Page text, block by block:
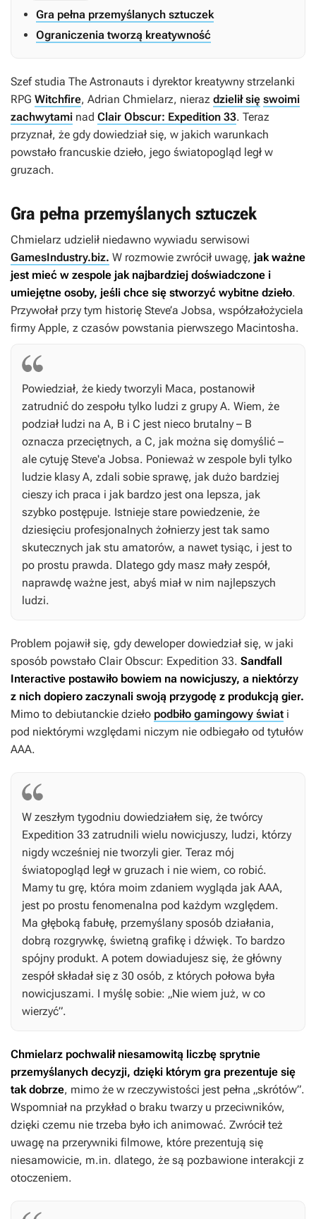
Gra pełna przemyślanych sztuczek
Ograniczenia tworzą kreatywność
Szef studia The Astronauts i dyrektor kreatywny strzelanki
RPG Witchfire, Adrian Chmielarz, nieraz dzielił się swoimi
zachwytami nad Clair Obscur: Expedition 33. Teraz
przyznał, że gdy dowiedział się, w jakich warunkach
powstało francuskie dzieło, jego światopogląd legł w
gruzach.
Gra pełna przemyślanych sztuczek
Chmielarz udzielił niedawno wywiadu serwisowi
GamesIndustry.biz. W rozmowie zwrócił uwagę, jak ważne
jest mieć w zespole jak najbardziej doświadczone i
umiejętne osoby, jeśli chce się stworzyć wybitne dzieło.
Przywołał przy tym historię Steve’a Jobsa, współzałożyciela
firmy Apple, z czasów powstania pierwszego Macintosha.
Powiedział, że kiedy tworzyli Maca, postanowił
zatrudnić do zespołu tylko ludzi z grupy A. Wiem, że
podział ludzi na A, B i C jest nieco brutalny – B
oznacza przeciętnych, a C, jak można się domyślić –
ale cytuję Steve'a Jobsa. Ponieważ w zespole byli tylko
ludzie klasy A, zdali sobie sprawę, jak dużo bardziej
cieszy ich praca i jak bardzo jest ona lepsza, jak
szybko postępuje. Istnieje stare powiedzenie, że
dziesięciu profesjonalnych żołnierzy jest tak samo
skutecznych jak stu amatorów, a nawet tysiąc, i jest to
po prostu prawda. Dlatego gdy masz mały zespół,
naprawdę ważne jest, abyś miał w nim najlepszych
ludzi.
Problem pojawił się, gdy deweloper dowiedział się, w jaki
sposób powstało Clair Obscur: Expedition 33. Sandfall
Interactive postawiło bowiem na nowicjuszy, a niektórzy
z nich dopiero zaczynali swoją przygodę z produkcją gier.
Mimo to debiutanckie dzieło podbiło gamingowy świat i
pod niektórymi względami niczym nie odbiegało od tytułów
AAA.
W zeszłym tygodniu dowiedziałem się, że twórcy
Expedition 33 zatrudnili wielu nowicjuszy, ludzi, którzy
nigdy wcześniej nie tworzyli gier. Teraz mój
światopogląd legł w gruzach i nie wiem, co robić.
Mamy tu grę, która moim zdaniem wygląda jak AAA,
jest po prostu fenomenalna pod każdym względem.
Ma głęboką fabułę, przemyślany sposób działania,
dobrą rozgrywkę, świetną grafikę i dźwięk. To bardzo
spójny produkt. A potem dowiadujesz się, że główny
zespół składał się z 30 osób, z których połowa była
nowicjuszami. I myślę sobie: „Nie wiem już, w co
wierzyć”.
Chmielarz pochwalił niesamowitą liczbę sprytnie
przemyślanych decyzji, dzięki którym gra prezentuje się
tak dobrze, mimo że w rzeczywistości jest pełna „skrótów”.
Wspomniał na przykład o braku twarzy u przeciwników,
dzięki czemu nie trzeba było ich animować. Zwrócił też
uwagę na przerywniki filmowe, które prezentują się
niesamowicie, m.in. dlatego, że są pozbawione interakcji z
otoczeniem.